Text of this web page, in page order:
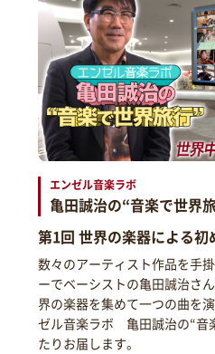
エンゼル音楽ラボ
亀田誠治の“音楽で世界
第1回 世界の楽器による初
数々のアーティスト作品を手
ーでベーシストの亀田誠治さ
界の楽器を集めて一つの曲を
ゼル音楽ラボ 亀田誠治の“音
たりお届します。